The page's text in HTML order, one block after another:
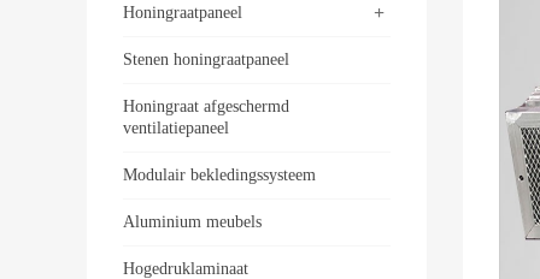
+
Honingraatpaneel
Stenen honingraatpaneel
Honingraat afgeschermd
ventilatiepaneel
Modulair bekledingssysteem
Aluminium meubels
Hogedruklaminaat